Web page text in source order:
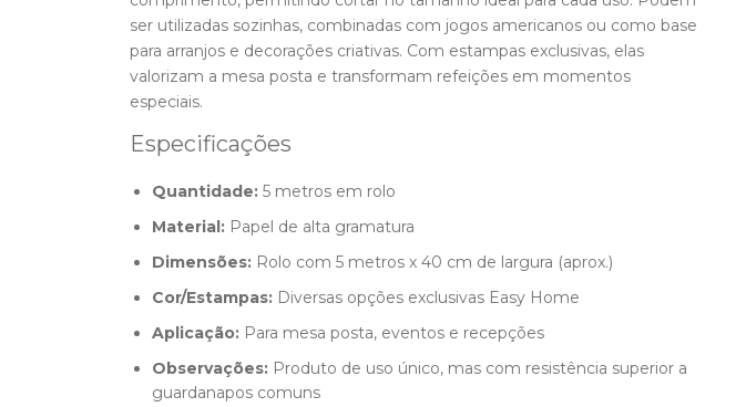
ser utilizadas sozinhas, combinadas com jogos americanos ou como base
para arranjos e decorações criativas. Com estampas exclusivas, elas
valorizam a mesa posta e transformam refeições em momentos
especiais.
Especificações
Quantidade:5 metros em rolo
Material:Papel de alta gramatura
Dimensões:Rolo com 5 metros x 40 cm de largura (aprox.)
Cor/Estampas:Diversas opções exclusivas Easy Home
Aplicação:Para mesa posta, eventos e recepções
Observações:Produto de uso único, mas com resistência superior a
guardanapos comuns